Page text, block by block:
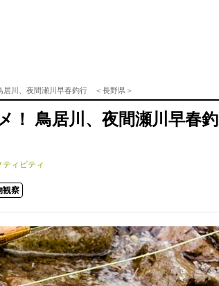
居川、夜間瀬川早春釣行 ＜長野県＞
！ 鳥居川、夜間瀬川早春釣
ティビティ
観察